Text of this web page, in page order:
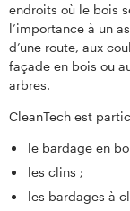
endroits où le bois
l’importance à un
d’une route, aux
façade en bois ou
arbres.
CleanTech est
le bardage en
les clins ;
les bardages à